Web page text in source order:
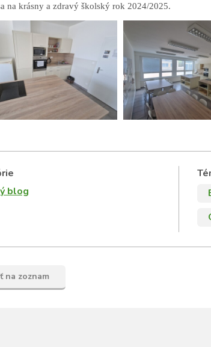
na krásny a zdravý školský rok 2024/2025.
blog
na zoznam